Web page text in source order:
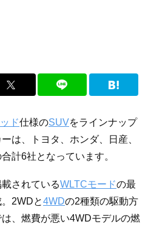
ド仕様のSUVをラインナップ
は、トヨタ、ホンダ、日産、
計6社となっています。
されているWLTCモードの最
2WDと4WDの2種類の駆動方
、燃費が悪い4WDモデルの燃